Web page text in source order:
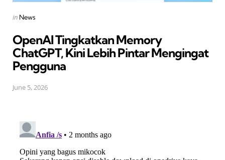
Posted
in News
OpenAI Tingkatkan Memory
ChatGPT, Kini Lebih Pintar Mengingat
Pengguna
June 5, 2026